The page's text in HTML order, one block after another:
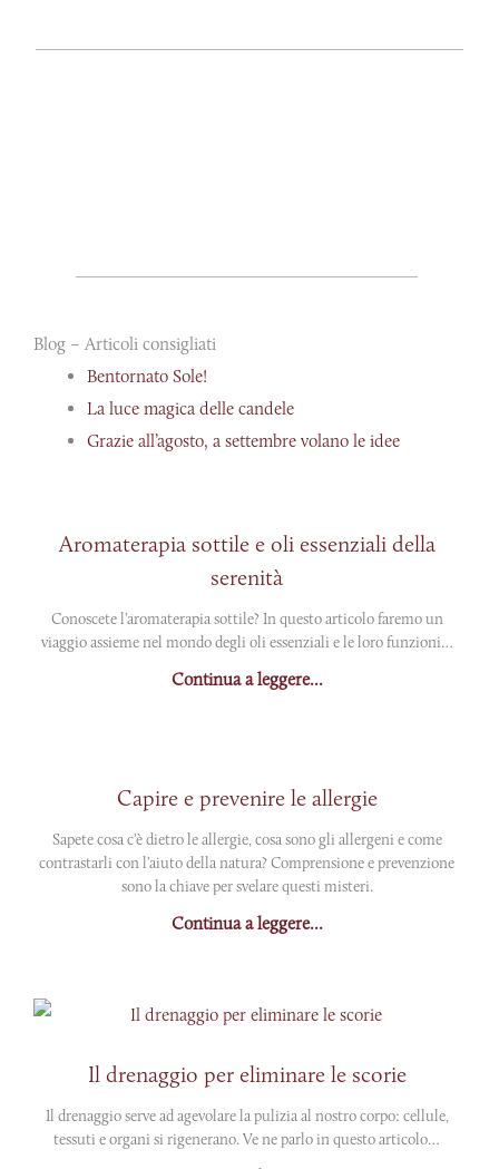
Blog – Articoli consigliati
Bentornato Sole!
La luce magica delle candele
Grazie all’agosto, a settembre volano le idee
Aromaterapia sottile e oli essenziali della
serenità
Conoscete l’aromaterapia sottile? In questo articolo faremo un
viaggio assieme nel mondo degli oli essenziali e le loro funzioni…
Continua a leggere...
Capire e prevenire le allergie
Sapete cosa c’è dietro le allergie, cosa sono gli allergeni e come
contrastarli con l’aiuto della natura? Comprensione e prevenzione
sono la chiave per svelare questi misteri.
Continua a leggere...
Il drenaggio per eliminare le scorie
Il drenaggio serve ad agevolare la pulizia al nostro corpo: cellule,
tessuti e organi si rigenerano. Ve ne parlo in questo articolo…